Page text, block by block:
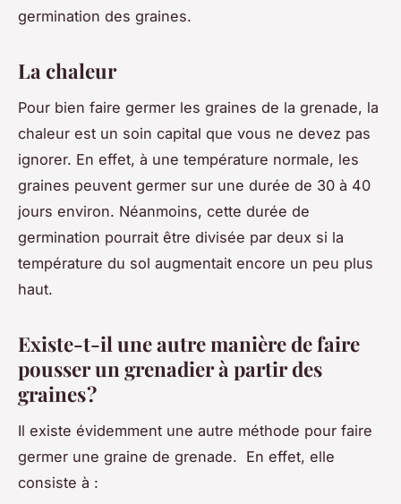
germination des graines.
La chaleur
Pour bien faire germer les graines de la grenade, la
chaleur est un soin capital que vous ne devez pas
ignorer. En effet, à une température normale, les
graines peuvent germer sur une durée de 30 à 40
jours environ. Néanmoins, cette durée de
germination pourrait être divisée par deux si la
température du sol augmentait encore un peu plus
haut.
Existe-t-il une autre manière de faire
pousser un grenadier à partir des
graines ?
Il existe évidemment une autre méthode pour faire
germer une graine de grenade. En effet, elle
consiste à :